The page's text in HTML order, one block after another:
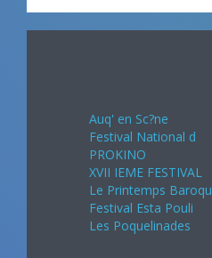
Auq' en Sc?ne
Festival National d
PROKINO
XVII IEME FESTIVAL
Le Printemps Baroqu
Festival Esta Pouli
Les Poquelinades